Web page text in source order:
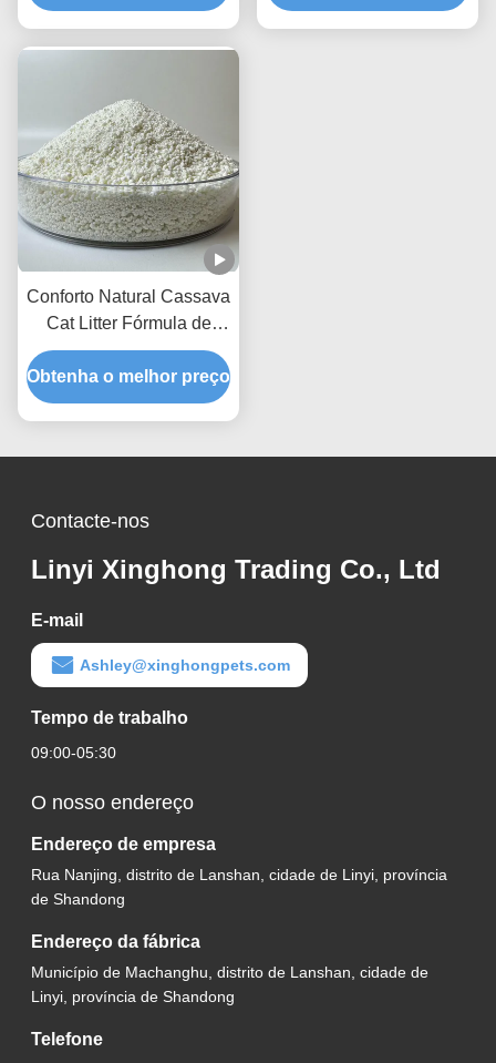
de aglomeração de ação
desempenho excelente
Conforto Natural Cassava
Cat Litter Fórmula de
limpeza fácil com
desempenho superior de
gerenciamento de odor
Obtenha o melhor preço
Contacte-nos
Linyi Xinghong Trading Co., Ltd
E-mail
Ashley@xinghongpets.com
Tempo de trabalho
09:00-05:30
O nosso endereço
Endereço de empresa
Rua Nanjing, distrito de Lanshan, cidade de Linyi, província
de Shandong
Endereço da fábrica
Município de Machanghu, distrito de Lanshan, cidade de
Linyi, província de Shandong
Telefone